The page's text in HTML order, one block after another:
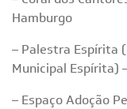
Hamburgo
– Palestra Espírita
Municipal Espírita)
– Espaço Adoção